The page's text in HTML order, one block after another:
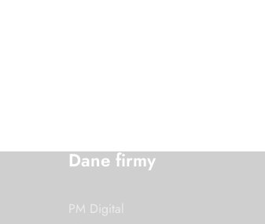
Dane firmy
PM Digital